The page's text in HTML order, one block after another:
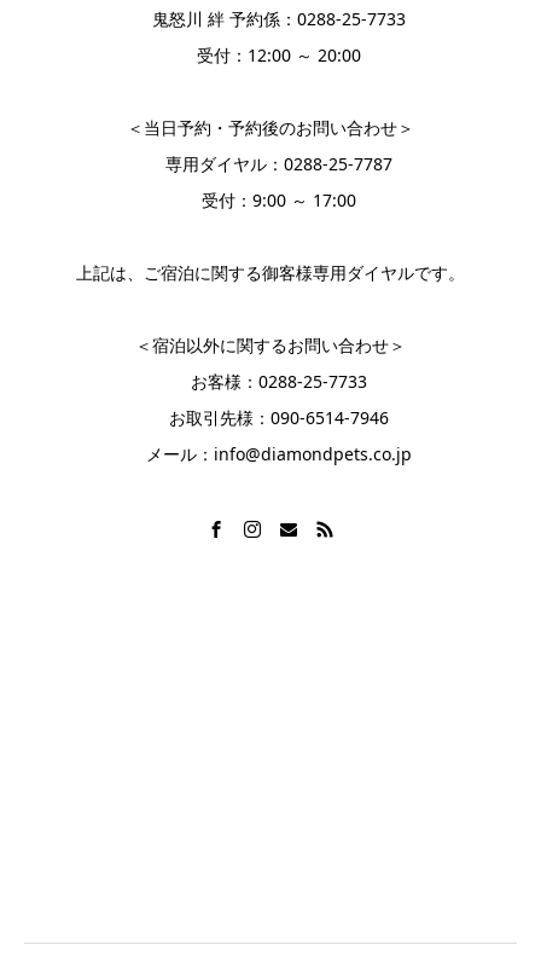
鬼怒川 絆 予約係：0288-25-7733
受付：12:00 ～ 20:00
＜当日予約・予約後のお問い合わせ＞
専用ダイヤル：0288-25-7787
受付：9:00 ～ 17:00
上記は、ご宿泊に関する御客様専用ダイヤルです。
＜宿泊以外に関するお問い合わせ＞
お客様：0288-25-7733
お取引先様：090‐6514‐7946
メール：info@diamondpets.co.jp